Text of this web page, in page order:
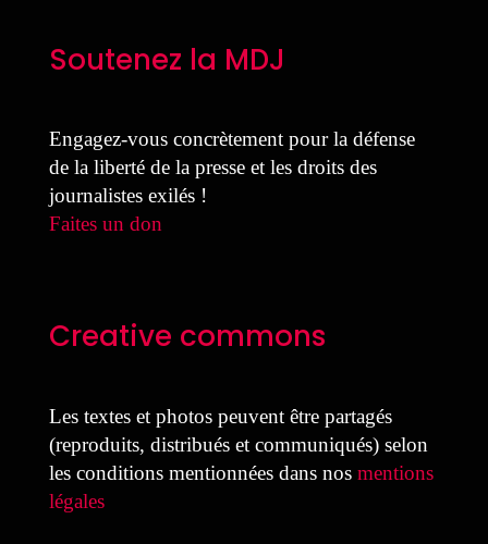
Soutenez la MDJ
Engagez-vous concrètement pour la défense
de la liberté de la presse et les droits des
journalistes exilés !
Faites un don
Creative commons
Les textes et photos peuvent être partagés
(reproduits, distribués et communiqués) selon
les conditions mentionnées dans nos mentions
légales